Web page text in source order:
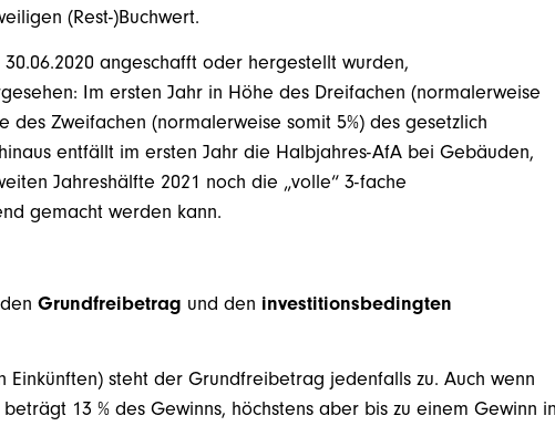
(Rest-)Buchwert.
angeschafft oder hergestellt wurden,
Im ersten Jahr in Höhe des Dreifachen (normalerweise
des Zweifachen (normalerweise somit 5%) des gesetzlich
entfällt im ersten Jahr die Halbjahres-AfA bei Gebäuden,
Jahreshälfte 2021 noch die „volle“ 3-fache
gemacht werden kann.
Grundfreibetrag und den investitionsbedingten
steht der Grundfreibetrag jedenfalls zu. Auch wenn
13 % des Gewinns, höchstens aber bis zu einem Gewinn